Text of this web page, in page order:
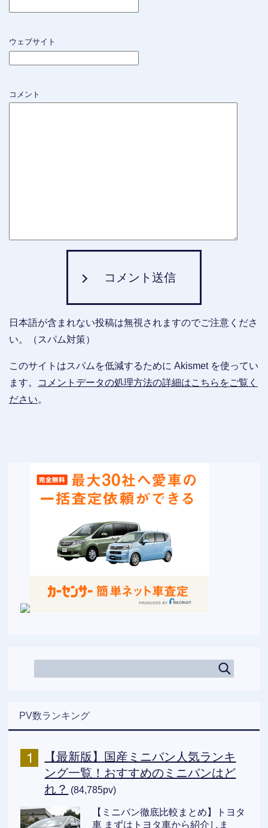
ウェブサイト
コメント
コメント送信
日本語が含まれない投稿は無視されますのでご注意くださ
い。（スパム対策）
このサイトはスパムを低減するために Akismet を使ってい
ます。
コメントデータの処理方法の詳細はこちらをご覧く
ださい。
PV数ランキング
【最新版】国産ミニバン人気ランキ
ング一覧！おすすめのミニバンはど
れ？ (84,785pv)
【ミニバン徹底比較まとめ】トヨタ
車 まずはトヨタ車から紹介しま